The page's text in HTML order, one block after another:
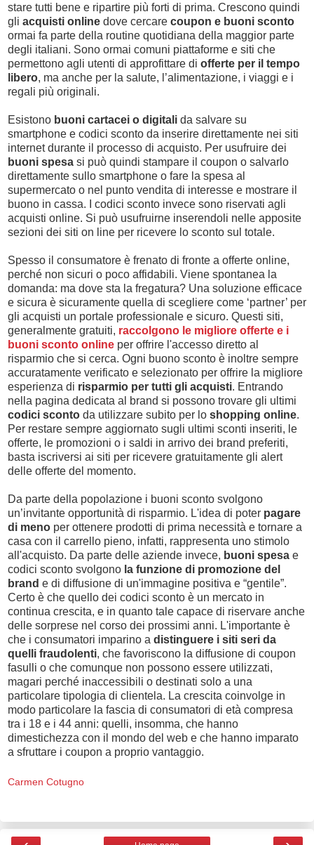
stare tutti bene e ripartire più forti di prima. Crescono quindi
gli acquisti online dove cercare coupon e buoni sconto
ormai fa parte della routine quotidiana della maggior parte
degli italiani. Sono ormai comuni piattaforme e siti che
permettono agli utenti di approfittare di offerte per il tempo
libero, ma anche per la salute, l’alimentazione, i viaggi e i
regali più originali.
Esistono buoni cartacei o digitali da salvare su
smartphone e codici sconto da inserire direttamente nei siti
internet durante il processo di acquisto. Per usufruire dei
buoni spesa si può quindi stampare il coupon o salvarlo
direttamente sullo smartphone o fare la spesa al
supermercato o nel punto vendita di interesse e mostrare il
buono in cassa. I codici sconto invece sono riservati agli
acquisti online. Si può usufruirne inserendoli nelle apposite
sezioni dei siti on line per ricevere lo sconto sul totale.
Spesso il consumatore è frenato di fronte a offerte online,
perché non sicuri o poco affidabili. Viene spontanea la
domanda: ma dove sta la fregatura? Una soluzione efficace
e sicura è sicuramente quella di scegliere come ‘partner’ per
gli acquisti un portale professionale e sicuro. Questi siti,
generalmente gratuiti, raccolgono le migliore offerte e i
buoni sconto online per offrire l'accesso diretto al
risparmio che si cerca. Ogni buono sconto è inoltre sempre
accuratamente verificato e selezionato per offrire la migliore
esperienza di risparmio per tutti gli acquisti. Entrando
nella pagina dedicata al brand si possono trovare gli ultimi
codici sconto da utilizzare subito per lo shopping online.
Per restare sempre aggiornato sugli ultimi sconti inseriti, le
offerte, le promozioni o i saldi in arrivo dei brand preferiti,
basta iscriversi ai siti per ricevere gratuitamente gli alert
delle offerte del momento.
Da parte della popolazione i buoni sconto svolgono
un’invitante opportunità di risparmio. L'idea di poter pagare
di meno per ottenere prodotti di prima necessità e tornare a
casa con il carrello pieno, infatti, rappresenta uno stimolo
all'acquisto. Da parte delle aziende invece, buoni spesa e
codici sconto svolgono la funzione di promozione del
brand e di diffusione di un'immagine positiva e “gentile”.
Certo è che quello dei codici sconto è un mercato in
continua crescita, e in quanto tale capace di riservare anche
delle sorprese nel corso dei prossimi anni. L'importante è
che i consumatori imparino a distinguere i siti seri da
quelli fraudolenti, che favoriscono la diffusione di coupon
fasulli o che comunque non possono essere utilizzati,
magari perché inaccessibili o destinati solo a una
particolare tipologia di clientela. La crescita coinvolge in
modo particolare la fascia di consumatori di età compresa
tra i 18 e i 44 anni: quelli, insomma, che hanno
dimestichezza con il mondo del web e che hanno imparato
a sfruttare i coupon a proprio vantaggio.
Carmen Cotugno